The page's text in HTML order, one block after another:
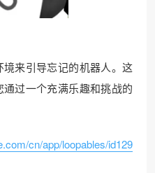
来引导忘记的机器人。这
过一个充满乐趣和挑战的
cn/app/loopables/id129